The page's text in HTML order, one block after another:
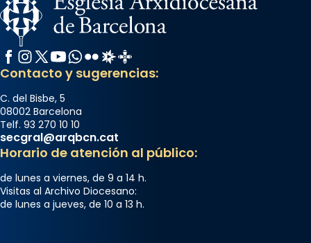
Facebook
Instagram
X / Twitter
YouTube
WhatsApp
FlickrRadio Estel
Catalunya Cristiana
Contacto y sugerencias:
C. del Bisbe, 5
08002 Barcelona
Telf. 93 270 10 10
secgral@arqbcn.cat
Horario de atención al público:
de lunes a viernes, de 9 a 14 h.
Visitas al Archivo Diocesano:
de lunes a jueves, de 10 a 13 h.